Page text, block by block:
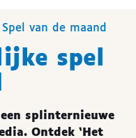
Spel van de maand
spel
splinternieuwe
Ontdek ‘Het